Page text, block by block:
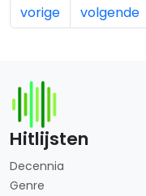
vorige volgende
Hitlijsten
Decennia
Genre